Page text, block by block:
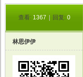
›
查看: 1367 回复: 0
林思伊伊